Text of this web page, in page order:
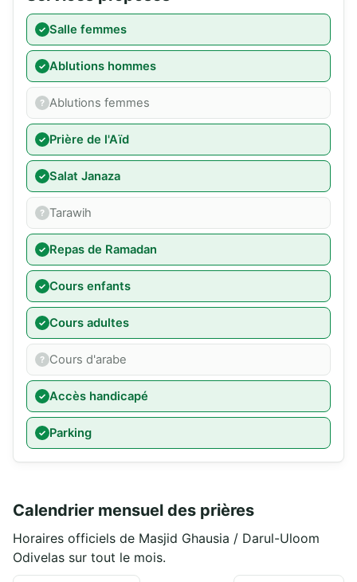
Salle femmes
Ablutions hommes
Ablutions femmes
Prière de l'Aïd
Salat Janaza
Tarawih
Repas de Ramadan
Cours enfants
Cours adultes
Cours d'arabe
Accès handicapé
Parking
Calendrier mensuel des prières
Horaires officiels de Masjid Ghausia / Darul-Uloom
Odivelas sur tout le mois.